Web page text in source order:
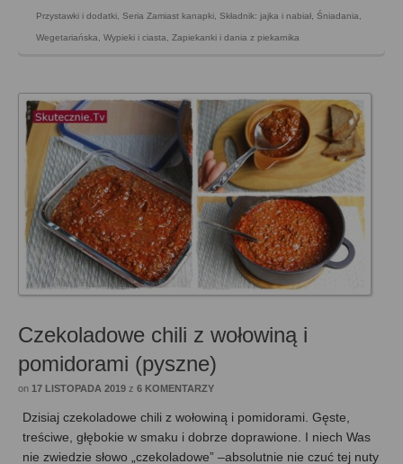
Przystawki i dodatki Seria Zamiast kanapki Składnik: jajka i nabiał Śniadania
Wegetariańska Wypieki i ciasta Zapiekanki i dania z piekarnika
Czekoladowe chili z wołowiną i
pomidorami (pyszne)
on 17 LISTOPADA 2019 z 6 KOMENTARZY
Dzisiaj czekoladowe chili z wołowiną i pomidorami. Gęste,
treściwe, głębokie w smaku i dobrze doprawione. I niech Was
nie zwiedzie słowo „czekoladowe” –absolutnie nie czuć tej nuty